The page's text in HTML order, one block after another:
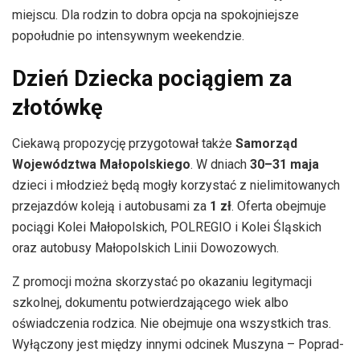
miejscu. Dla rodzin to dobra opcja na spokojniejsze
popołudnie po intensywnym weekendzie.
Dzień Dziecka pociągiem za
złotówkę
Ciekawą propozycję przygotował także Samorząd
Województwa Małopolskiego. W dniach 30–31 maja
dzieci i młodzież będą mogły korzystać z nielimitowanych
przejazdów koleją i autobusami za 1 zł. Oferta obejmuje
pociągi Kolei Małopolskich, POLREGIO i Kolei Śląskich
oraz autobusy Małopolskich Linii Dowozowych.
Z promocji można skorzystać po okazaniu legitymacji
szkolnej, dokumentu potwierdzającego wiek albo
oświadczenia rodzica. Nie obejmuje ona wszystkich tras.
Wyłączony jest między innymi odcinek Muszyna – Poprad-